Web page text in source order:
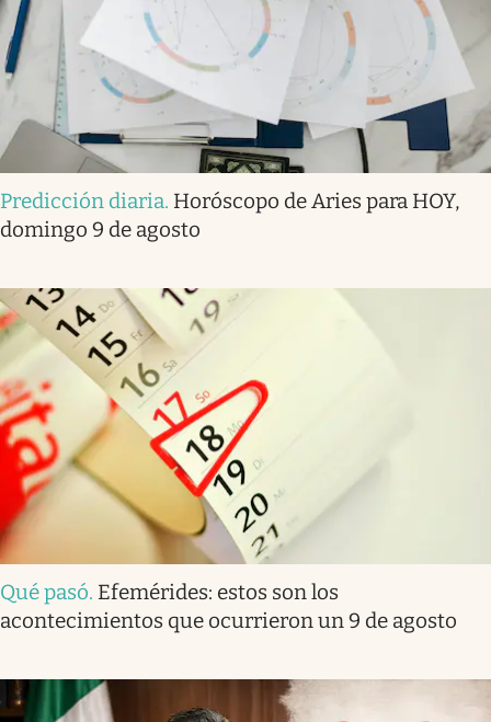
Predicción diaria. Horóscopo de Aries para HOY,
domingo 9 de agosto
Qué pasó. Efemérides: estos son los
acontecimientos que ocurrieron un 9 de agosto